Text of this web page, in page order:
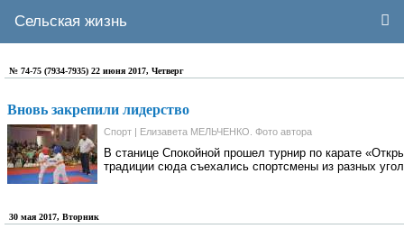
Сельская жизнь
№ 74-75 (7934-7935) 22 июня 2017, Четверг
Вновь закрепили лидерство
Спорт | Елизавета МЕЛЬЧЕНКО. Фото автора
В станице Спокойной прошел турнир по карате
традиции сюда съехались спортсмены из разных
30 мая 2017, Вторник